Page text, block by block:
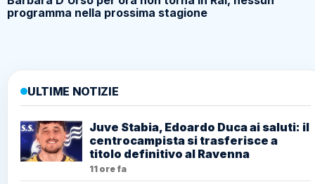
programma nella prossima stagione
ULTIME NOTIZIE
Juve Stabia, Edoardo Duca ai saluti: il
centrocampista si trasferisce a
titolo definitivo al Ravenna
11 ore fa